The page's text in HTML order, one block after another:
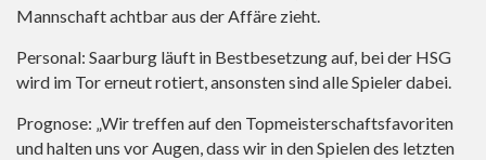
Mannschaft achtbar aus der Affäre zieht.
Personal: Saarburg läuft in Bestbesetzung auf, bei der HSG
wird im Tor erneut rotiert, ansonsten sind alle Spieler dabei.
Prognose: „Wir treffen auf den Topmeisterschaftsfavoriten
und halten uns vor Augen, dass wir in den Spielen des letzten